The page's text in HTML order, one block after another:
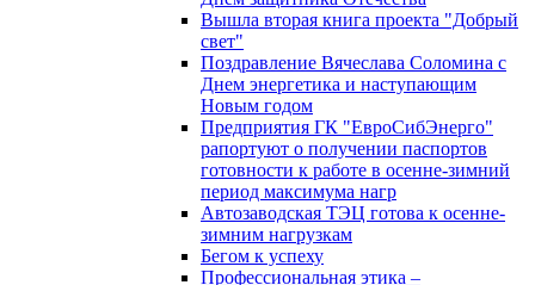
Вышла вторая книга проекта "Добрый
свет"
Поздравление Вячеслава Соломина с
Днем энергетика и наступающим
Новым годом
Предприятия ГК "ЕвроСибЭнерго"
рапортуют о получении паспортов
готовности к работе в осенне-зимний
период максимума нагр
Автозаводская ТЭЦ готова к осенне-
зимним нагрузкам
Бегом к успеху
Профессиональная этика –